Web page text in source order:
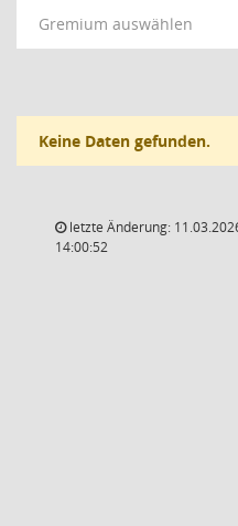
Gremium auswählen
Keine Daten gefunden.
letzte Änderung:
14:00:52